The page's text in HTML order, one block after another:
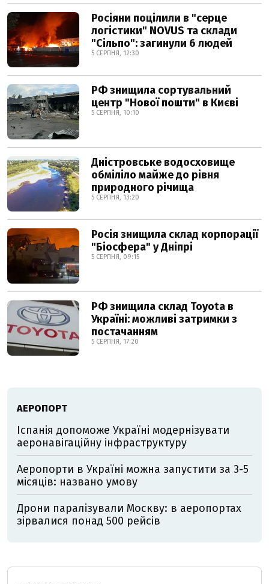
Росіяни поцілили в "серце
логістики" NOVUS та склади
"Сільпо": загинули 6 людей
5 СЕРПНЯ, 12:30
РФ знищила сортувальний
центр "Нової пошти" в Києві
5 СЕРПНЯ, 10:10
Дністровське водосховище
обміліло майже до рівня
природного річища
5 СЕРПНЯ, 13:20
Росія знищила склад корпорації
"Біосфера" у Дніпрі
5 СЕРПНЯ, 09:15
РФ знищила склад Toyota в
Україні: можливі затримки з
постачанням
5 СЕРПНЯ, 17:20
АЕРОПОРТ
Іспанія допоможе Україні модернізувати
аеронавігаційну інфраструктуру
Аеропорти в Україні можна запустити за 3-5
місяців: названо умову
Дрони паралізували Москву: в аеропортах
зірвалися понад 500 рейсів